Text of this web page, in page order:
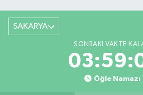
SAKARYA
SONRAKI VAKTE
Öğle Namazı